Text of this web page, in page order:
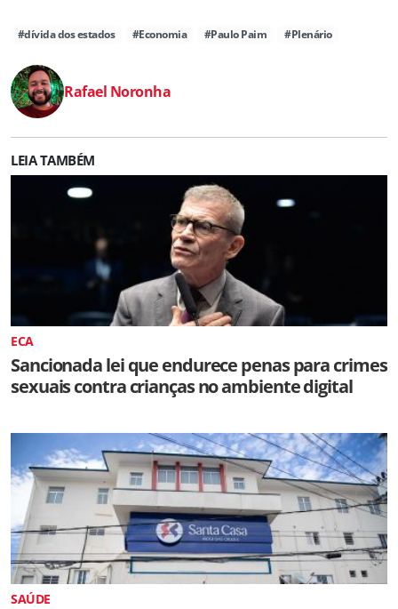
#dívida dos estados #Economia #Paulo Paim #Plenário
Rafael Noronha
LEIA TAMBÉM
ECA
Sancionada lei que endurece penas para crimes
sexuais contra crianças no ambiente digital
SAÚDE